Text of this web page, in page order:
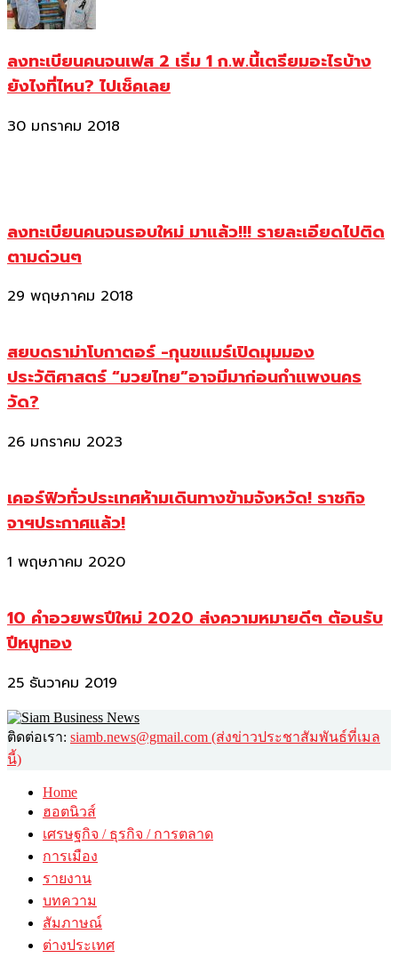
ลงทะเบียนคนจนเฟส 2 เริ่ม 1 ก.พ.นี้เตรียมอะไรบ้าง
ยังไงที่ไหน? ไปเช็คเลย
30 มกราคม 2018
ลงทะเบียนคนจนรอบใหม่ มาแล้ว!!! รายละเอียดไปติด
ตามด่วนๆ
29 พฤษภาคม 2018
สยบดราม่าโบกาตอร์ -กุนขแมร์เปิดมุมมอง
ประวัติศาสตร์ “มวยไทย”อาจมีมาก่อนกำแพงนคร
วัด?
26 มกราคม 2023
เคอร์ฟิวทั่วประเทศห้ามเดินทางข้ามจังหวัด! ราชกิจ
จาฯประกาศแล้ว!
1 พฤษภาคม 2020
10 คำอวยพรปีใหม่ 2020 ส่งความหมายดีๆ ต้อนรับ
ปีหนูทอง
25 ธันวาคม 2019
ติดต่อเรา: siamb.news@gmail.com (ส่งข่าวประชาสัมพันธ์ที่เมล
นี้)
Home
ฮอตนิวส์
เศรษฐกิจ / ธุรกิจ / การตลาด
การเมือง
รายงาน
บทความ
สัมภาษณ์
ต่างประเทศ